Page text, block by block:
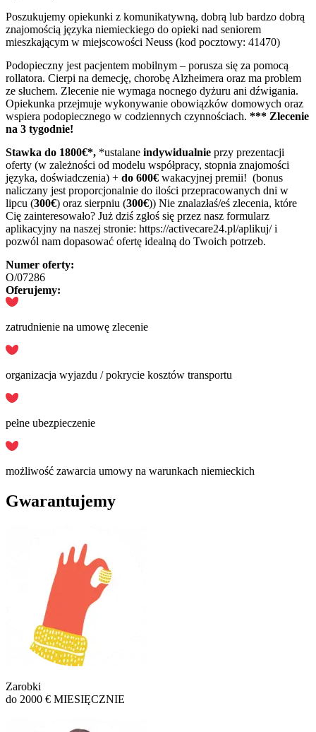
Poszukujemy opiekunki z komunikatywną, dobrą lub bardzo dobrą
znajomością języka niemieckiego do opieki nad seniorem
mieszkającym w miejscowości Neuss (kod pocztowy: 41470)
Podopieczny jest pacjentem mobilnym – porusza się za pomocą
rollatora. Cierpi na demecję, chorobę Alzheimera oraz ma problem
ze słuchem. Zlecenie nie wymaga nocnego dyżuru ani dźwigania.
Opiekunka przejmuje wykonywanie obowiązków domowych oraz
wspiera podopiecznego w codziennych czynnościach. *** Zlecenie
na 3 tygodnie!
Stawka do 1800€*, *ustalane indywidualnie przy prezentacji
oferty (w zależności od modelu współpracy, stopnia znajomości
języka, doświadczenia) + do 600€ wakacyjnej premii! (bonus
naliczany jest proporcjonalnie do ilości przepracowanych dni w
lipcu (300€) oraz sierpniu (300€)) Nie znalazłaś/eś zlecenia, które
Cię zainteresowało? Już dziś zgłoś się przez nasz formularz
aplikacyjny na naszej stronie: https://activecare24.pl/aplikuj/ i
pozwól nam dopasować ofertę idealną do Twoich potrzeb.
Numer oferty:
O/07286
Oferujemy:
zatrudnienie na umowę zlecenie
organizacja wyjazdu / pokrycie kosztów transportu
pełne ubezpieczenie
możliwość zawarcia umowy na warunkach niemieckich
Gwarantujemy
Zarobki
do 2000 € MIESIĘCZNIE